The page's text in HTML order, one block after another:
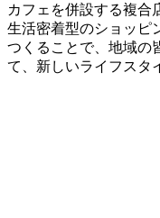
カフェを併設する複合
生活密着型のショッピ
つくることで、地域の
て、新しいライフスタ